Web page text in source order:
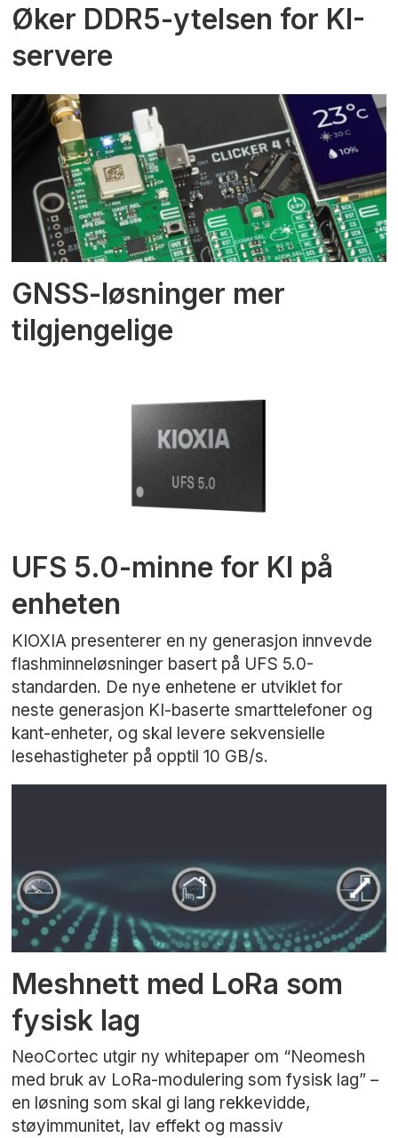
Øker DDR5-ytelsen for KI-
servere
GNSS-løsninger mer
tilgjengelige
UFS 5.0-minne for KI på
enheten
KIOXIA presenterer en ny generasjon innvevde
flashminneløsninger basert på UFS 5.0-
standarden. De nye enhetene er utviklet for
neste generasjon KI-baserte smarttelefoner og
kant-enheter, og skal levere sekvensielle
lesehastigheter på opptil 10 GB/s.
Meshnett med LoRa som
fysisk lag
NeoCortec utgir ny whitepaper om “Neomesh
med bruk av LoRa-modulering som fysisk lag” –
en løsning som skal gi lang rekkevidde,
støyimmunitet, lav effekt og massiv